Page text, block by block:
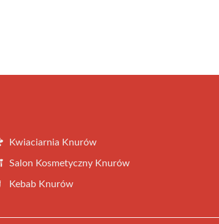
Kwiaciarnia Knurów
Salon Kosmetyczny Knurów
Kebab Knurów